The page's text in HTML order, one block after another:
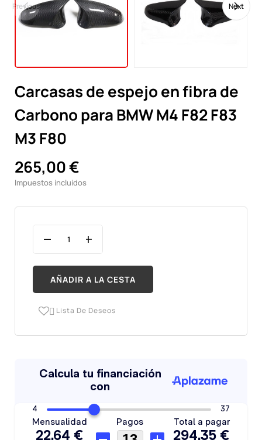
Previous Next
Carcasas de espejo en fibra de
Carbono para BMW M4 F82 F83
M3 F80
265,00 €
Impuestos incluidos
AÑADIR A LA CESTA
 Lista De Deseos